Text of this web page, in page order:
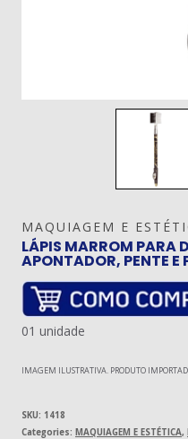
MAQUIAGEM E
LÁPIS MARROM PARA
APONTADOR, PENTE E
01 unidade
IMAGEM ILUSTRATIVA. PRODUTO
SKU: 1418
Categories: MAQUIAGEM E ESTÉTICA,